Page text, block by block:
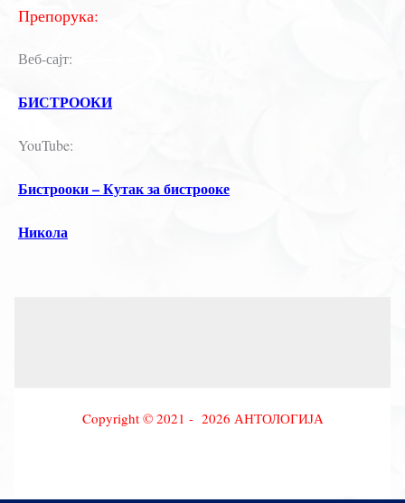
Препорука:
Веб-сајт:
БИСТРООКИ
YouTube:
Бистрооки – Кутак за бистрооке
Никола
Copyright © 2021 - 2026 АНТОЛОГИЈА